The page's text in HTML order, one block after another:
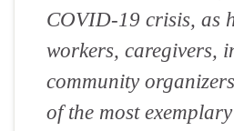
COVID-19 crisis, as
workers, caregivers,
community
of the most